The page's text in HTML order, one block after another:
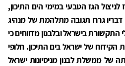
הגז הטבעי במימי הים התיכון,
גררו תגובה מתלהמת של מנהיג
התקשורת בישראל ובלבנון מדווחים כי
הקידוח של ישראל בים התיכון. חלופי
של ממשלת לבנון מניסיונות ישראל